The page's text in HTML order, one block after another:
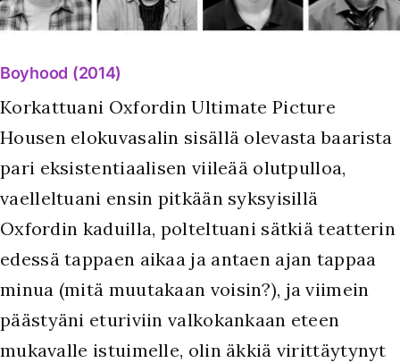
Boyhood (2014)
Korkattuani Oxfordin Ultimate Picture
Housen elokuvasalin sisällä olevasta baarista
pari eksistentiaalisen viileää olutpulloa,
vaelleltuani ensin pitkään syksyisillä
Oxfordin kaduilla, polteltuani sätkiä teatterin
edessä tappaen aikaa ja antaen ajan tappaa
minua (mitä muutakaan voisin?), ja viimein
päästyäni eturiviin valkokankaan eteen
mukavalle istuimelle, olin äkkiä virittäytynyt